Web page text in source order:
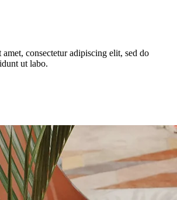
consectetur adipiscing elit, sed do
ut labo.